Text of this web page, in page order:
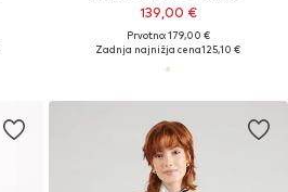
139,00 €
Prvotno: 179,00 €
Zadnja najnižja cena125,10 €